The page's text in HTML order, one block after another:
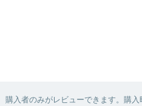
購入者のみがレビューできます。購